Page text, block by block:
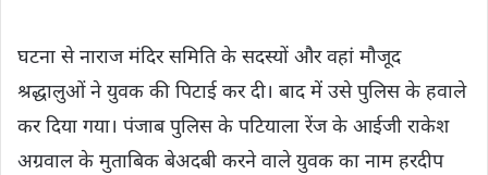
घटना से नाराज मंदिर समिति के सदस्यों और वहां मौजूद
श्रद्धालुओं ने युवक की पिटाई कर दी। बाद में उसे पुलिस के हवाले
कर दिया गया। पंजाब पुलिस के पटियाला रेंज के आईजी राकेश
अग्रवाल के मुताबिक बेअदबी करने वाले युवक का नाम हरदीप